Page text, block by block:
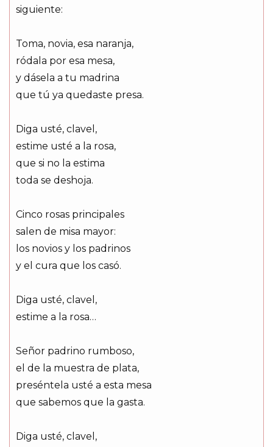
siguiente:
Toma, novia, esa naranja,
ródala por esa mesa,
y dásela a tu madrina
que tú ya quedaste presa.
Diga usté, clavel,
estime usté a la rosa,
que si no la estima
toda se deshoja.
Cinco rosas principales
salen de misa mayor:
los novios y los padrinos
y el cura que los casó.
Diga usté, clavel,
estime a la rosa…
Señor padrino rumboso,
el de la muestra de plata,
preséntela usté a esta mesa
que sabemos que la gasta.
Diga usté, clavel,